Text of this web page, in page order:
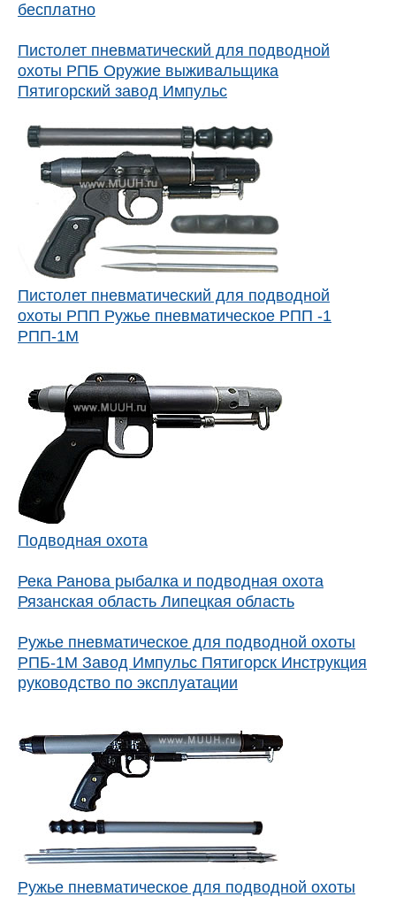
бесплатно
Пистолет пневматический для подводной
охоты РПБ Оружие выживальщика
Пятигорский завод Импульс
Пистолет пневматический для подводной
охоты РПП Ружье пневматическое РПП -1
РПП-1М
Подводная охота
Река Ранова рыбалка и подводная охота
Рязанская область Липецкая область
Ружье пневматическое для подводной охоты
РПБ-1М Завод Импульс Пятигорск Инструкция
руководство по эксплуатации
Ружье пневматическое для подводной охоты